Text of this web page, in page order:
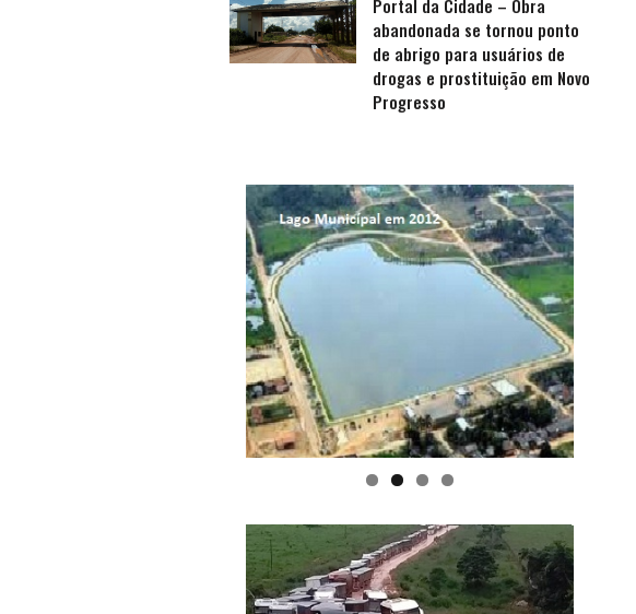
Portal da Cidade – Obra
abandonada se tornou ponto
de abrigo para usuários de
drogas e prostituição em Novo
Progresso